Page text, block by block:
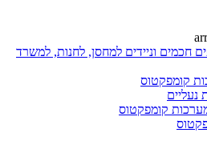
חכמים וניידים למחסן, לחנות, למשרד
קומפקטוס
נעליים
קומפקטוס